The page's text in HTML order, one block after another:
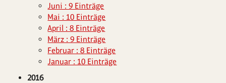
Juni : 9 Einträge
Mai : 10 Einträge
April : 8 Einträge
März : 9 Einträge
Februar : 8 Einträge
Januar : 10 Einträge
2016